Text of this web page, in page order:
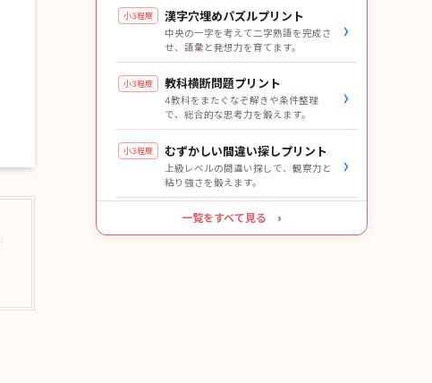
小3程度 漢字穴埋めパズルプリント
中央の一字を考えて二字熟語を完成さ
せ、語彙と発想力を育てます。
›
小3程度 教科横断問題プリント
4教科をまたぐなぞ解きや条件整理
で、総合的な思考力を鍛えます。
›
小3程度 むずかしい間違い探しプリント
上級レベルの間違い探しで、観察力と
粘り強さを鍛えます。
›
一覧をすべて見る ›